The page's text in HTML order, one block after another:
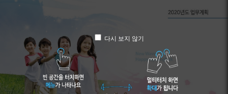
다시 보지 않기